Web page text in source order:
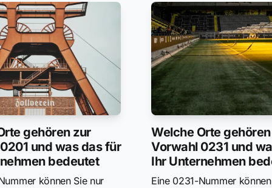
gehören zur
und was das für
bedeutet
können Sie nur
Welche Orte
Vorwahl 0231 und
Ihr Unternehmen
Eine 0231-Nummer